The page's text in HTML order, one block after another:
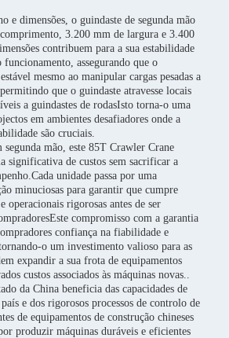
e dimensões, o guindaste de segunda mão
3.200 mm de largura e 3.400
contribuem para a sua estabilidade
assegurando que o
mesmo ao manipular cargas pesadas a
que o guindaste atravesse locais
a guindastes de rodasIsto torna-o uma
em ambientes desafiadores onde a
são cruciais.
mão, este 85T Crawler Crane
significativa de custos sem sacrificar a
unidade passa por uma
minuciosas para garantir que cumpre
operacionais rigorosas antes de ser
compromisso com a garantia
confiança na fiabilidade e
o um investimento valioso para as
expandir a sua frota de equipamentos
custos associados às máquinas novas..
da China beneficia das capacidades de
e dos rigorosos processos de controlo de
de equipamentos de construção chineses
produzir máquinas duráveis e eficientes